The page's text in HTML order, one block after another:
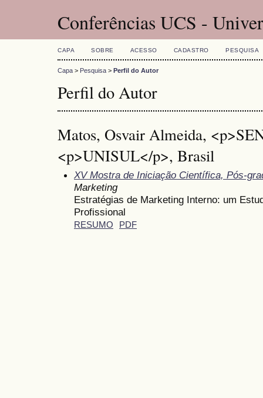
Conferências UCS -
CAPA SOBRE ACESSO CADASTRO PESQUISA
Capa > Pesquisa > Perfil do Autor
Perfil do Autor
Matos, Osvair Almeida,
<p>UNISUL</p>, Brasil
XV Mostra de Iniciação Científica, Pós-
Marketing
Estratégias de Marketing Interno: um
Profissional
RESUMO PDF